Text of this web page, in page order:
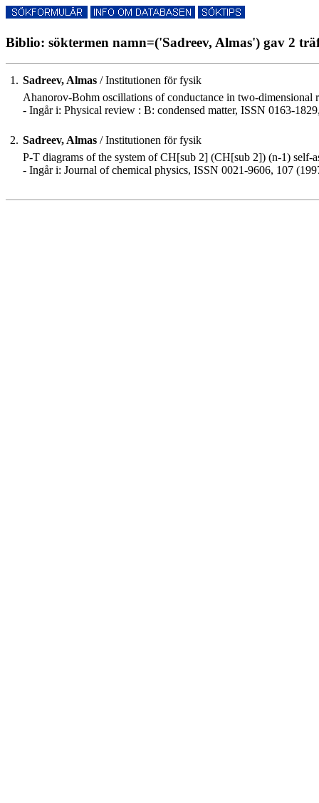
Biblio: söktermen namn=('Sadreev, Almas') gav 2
1. Sadreev, Almas / Institutionen för fysik
Ahanorov-Bohm oscillations of conductance in two-dimensional
- Ingår i: Physical review : B: condensed matter, ISSN 0163-
2. Sadreev, Almas / Institutionen för fysik
P-T diagrams of the system of CH[sub 2] (CH[sub 2]) (n-1) self-
- Ingår i: Journal of chemical physics, ISSN 0021-9606, 107